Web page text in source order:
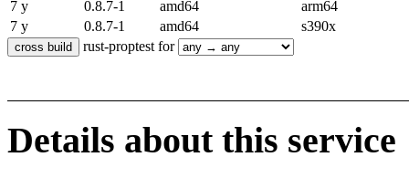
7 y
0.8.7-1 amd64
arm64
7 y
0.8.7-1 amd64
s390x
rust-proptest for
Details about this service